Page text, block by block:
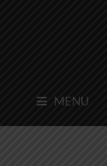
MENU